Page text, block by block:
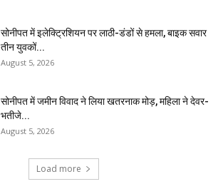
सोनीपत में इलेक्ट्रिशियन पर लाठी-डंडों से हमला, बाइक सवार
तीन युवकों...
August 5, 2026
सोनीपत में जमीन विवाद ने लिया खतरनाक मोड़, महिला ने देवर-
भतीजे...
August 5, 2026
Load more